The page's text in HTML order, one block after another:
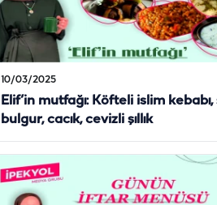
10/03/2025
Elif’in mutfağı: Köfteli islim
bulgur, cacık, cevizli şıllık